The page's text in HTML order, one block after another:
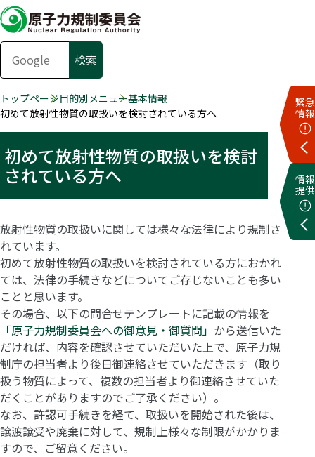
緊急
情報
情報
提供
トップページ目的別メニュー基本情報
初めて放射性物質の取扱いを検討されている方へ
初めて放射性物質の取扱いを検討
されている方へ
放射性物質の取扱いに関しては様々な法律により規制さ
れています。
初めて放射性物質の取扱いを検討されている方におかれ
ては、法律の手続きなどについてご存じないことも多い
ことと思います。
その場合、以下の問合せテンプレートに記載の情報を
「原子力規制委員会への御意見・御質問」 から送信いた
だければ、内容を確認させていただいた上で、原子力規
制庁の担当者より後日御連絡させていただきます（取り
扱う物質によって、複数の担当者より御連絡させていた
だくことがありますのでご了承ください）。
なお、許認可手続きを経て、取扱いを開始された後は、
譲渡譲受や廃棄に対して、規制上様々な制限がかかりま
すので、ご留意ください。